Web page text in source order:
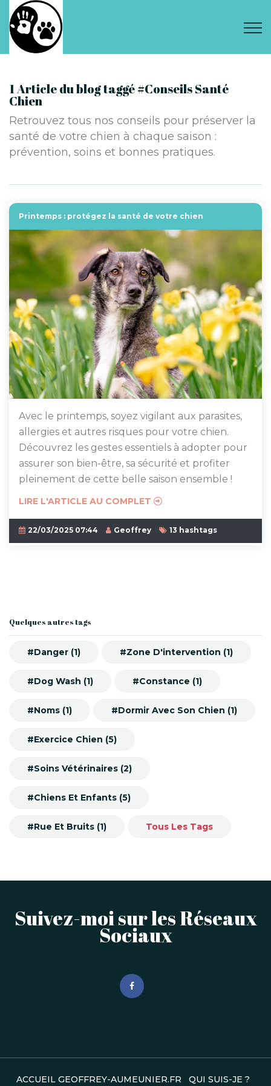
1 Article du blog taggé #Conseils Santé
Chien
Retrouvez tous nos conseils pour préserver la
santé de votre chien à chaque saison :
prévention, soins et bonnes pratiques.
Printemps : protégez la santé de votre chien
Avec le printemps, soyez vigilant aux parasites,
allergies et autres risques pour votre chien.
Découvrez les gestes essentiels à adopter pour
assurer son bien-être, sa sécurité et profiter
pleinement de cette belle saison ensemble !
LIRE L'ARTICLE AU COMPLET
22/03/2025 07:44 Geoffrey 13 hashtags
Quelques autres tags
#Danger (1) #Zone D'intervention (1)
#Dog Wash (1) #Constance (1)
#Noms (1) #Dormir Avec Son Chien (1)
#Exercice Chien (5)
#Soins Vétérinaires (2)
#Chiens Et Enfants (5)
#Rue Et Bruits (1) Tous Les Tags
Suivez-moi sur les Réseaux
Sociaux
ACCUEIL GEOFFREY-AUMEUNIER.FR QUI SUIS-JE ?